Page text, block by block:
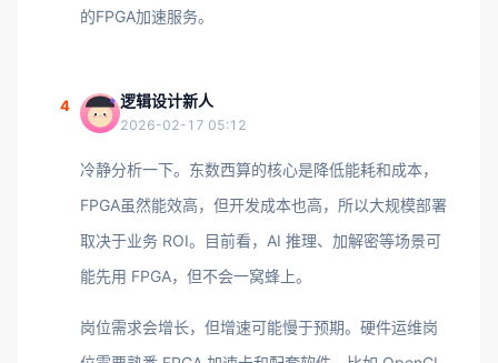
的FPGA加速服务。
4 逻辑设计新人
2026-02-17 05:12
冷静分析一下。东数西算的核心是降低能耗和成本，
FPGA虽然能效高，但开发成本也高，所以大规模部署
取决于业务 ROI。目前看，AI 推理、加解密等场景可
能先用 FPGA，但不会一窝蜂上。
岗位需求会增长，但增速可能慢于预期。硬件运维岗